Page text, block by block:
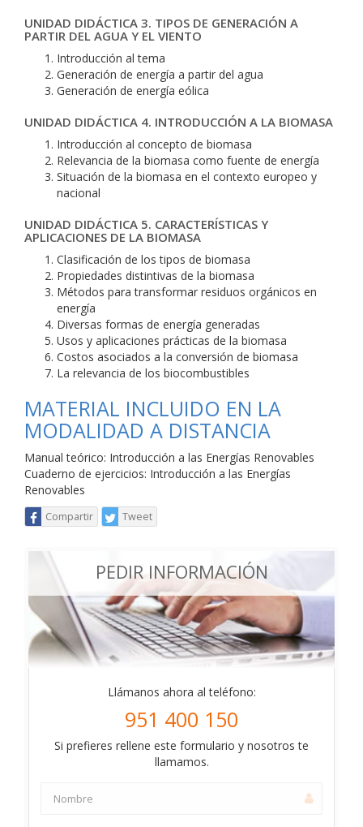
UNIDAD DIDÁCTICA 3. TIPOS DE GENERACIÓN A
PARTIR DEL AGUA Y EL VIENTO
Introducción al tema
Generación de energía a partir del agua
Generación de energía eólica
UNIDAD DIDÁCTICA 4. INTRODUCCIÓN A LA BIOMASA
Introducción al concepto de biomasa
Relevancia de la biomasa como fuente de energía
Situación de la biomasa en el contexto europeo y
nacional
UNIDAD DIDÁCTICA 5. CARACTERÍSTICAS Y
APLICACIONES DE LA BIOMASA
Clasificación de los tipos de biomasa
Propiedades distintivas de la biomasa
Métodos para transformar residuos orgánicos en
energía
Diversas formas de energía generadas
Usos y aplicaciones prácticas de la biomasa
Costos asociados a la conversión de biomasa
La relevancia de los biocombustibles
MATERIAL INCLUIDO EN LA
MODALIDAD A DISTANCIA
Manual teórico: Introducción a las Energías Renovables
Cuaderno de ejercicios: Introducción a las Energías
Renovables
Compartir Tweet
PEDIR INFORMACIÓN
Llámanos ahora al teléfono:
951 400 150
Si prefieres rellene este formulario y nosotros te
llamamos.